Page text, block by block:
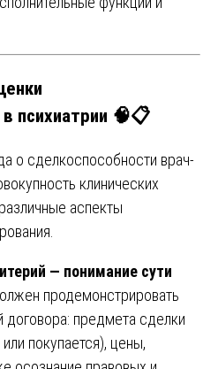
психиатрии 🧠📋
о сделкоспособности врач-
клинических
аспекты
— понимание сути
продемонстрировать
договора: предмета сделки
покупается), цены,